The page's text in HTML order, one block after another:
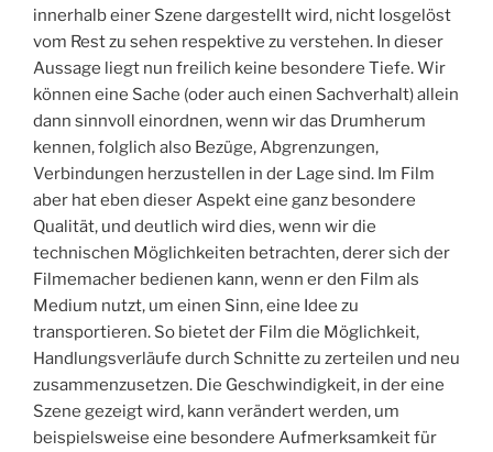
innerhalb einer Szene dargestellt wird, nicht losgelöst
vom Rest zu sehen respektive zu verstehen. In dieser
Aussage liegt nun freilich keine besondere Tiefe. Wir
können eine Sache (oder auch einen Sachverhalt) allein
dann sinnvoll einordnen, wenn wir das Drumherum
kennen, folglich also Bezüge, Abgrenzungen,
Verbindungen herzustellen in der Lage sind. Im Film
aber hat eben dieser Aspekt eine ganz besondere
Qualität, und deutlich wird dies, wenn wir die
technischen Möglichkeiten betrachten, derer sich der
Filmemacher bedienen kann, wenn er den Film als
Medium nutzt, um einen Sinn, eine Idee zu
transportieren. So bietet der Film die Möglichkeit,
Handlungsverläufe durch Schnitte zu zerteilen und neu
zusammenzusetzen. Die Geschwindigkeit, in der eine
Szene gezeigt wird, kann verändert werden, um
beispielsweise eine besondere Aufmerksamkeit für